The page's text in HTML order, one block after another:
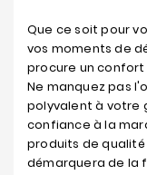
Que ce soit pour
vos moments de
procure un confort
Ne manquez pas
polyvalent à votre
confiance à la
produits de qualité
démarquera de la